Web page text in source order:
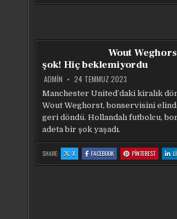
UNITED
KAPADI
UNITED
KAPADI
UNITED
KAPADI
Wout
şok! Hiç beklemiyordu
ADMIN 24 TEMMUZ 2023
Manchester United’daki kiralık
Wout Weghorst, bonservisini
geri döndü. Hollandalı futbolcu,
adeta bir şok yaşadı.
SHARE: X:
WOUT
WEGHORST’A
FACEBOOK:
WOUT
WEGHORST’A
PINTEREST:
WOUT